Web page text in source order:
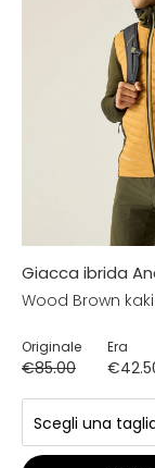
Giacca ibrida
Wood Brown
Originale
€85.00
Era